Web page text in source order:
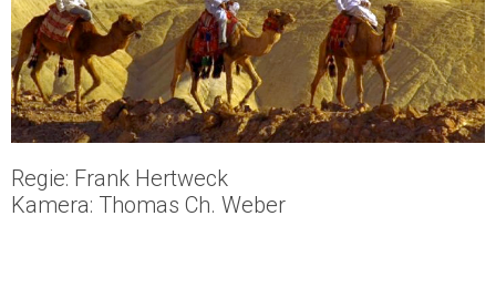
Regie: Frank Hertweck
Kamera: Thomas Ch. Weber